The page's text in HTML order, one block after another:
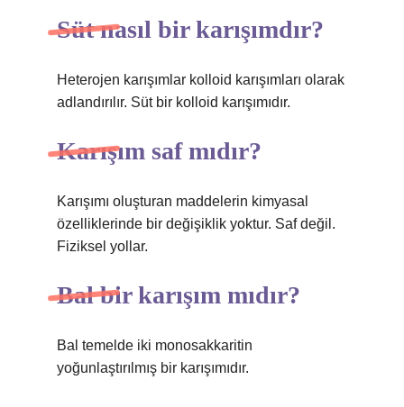
Süt nasıl bir karışımdır?
Heterojen karışımlar kolloid karışımları olarak
adlandırılır. Süt bir kolloid karışımıdır.
Karışım saf mıdır?
Karışımı oluşturan maddelerin kimyasal
özelliklerinde bir değişiklik yoktur. Saf değil.
Fiziksel yollar.
Bal bir karışım mıdır?
Bal temelde iki monosakkaritin
yoğunlaştırılmış bir karışımıdır.